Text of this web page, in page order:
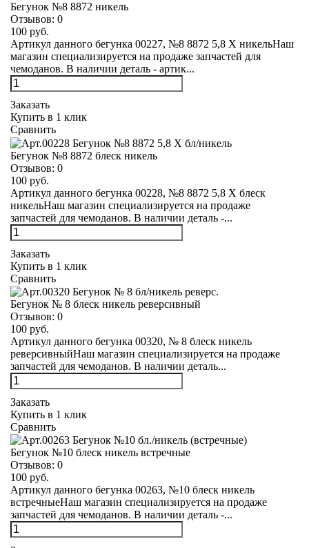
Бегунок №8 8872 никель
Отзывов: 0
100 руб.
Артикул данного бегунка 00227, №8 8872 5,8 Х никельНаш
магазин специализируется на продаже запчастей для
чемоданов. В наличии деталь - артик...
Заказать
Купить в 1 клик
Сравнить
Бегунок №8 8872 блеск никель
Отзывов: 0
100 руб.
Артикул данного бегунка 00228, №8 8872 5,8 Х блеск
никельНаш магазин специализируется на продаже
запчастей для чемоданов. В наличии деталь -...
Заказать
Купить в 1 клик
Сравнить
Бегунок № 8 блеск никель реверсивный
Отзывов: 0
100 руб.
Артикул данного бегунка 00320, № 8 блеск никель
реверсивныйНаш магазин специализируется на продаже
запчастей для чемоданов. В наличии деталь...
Заказать
Купить в 1 клик
Сравнить
Бегунок №10 блеск никель встречные
Отзывов: 0
100 руб.
Артикул данного бегунка 00263, №10 блеск никель
встречныеНаш магазин специализируется на продаже
запчастей для чемоданов. В наличии деталь -...